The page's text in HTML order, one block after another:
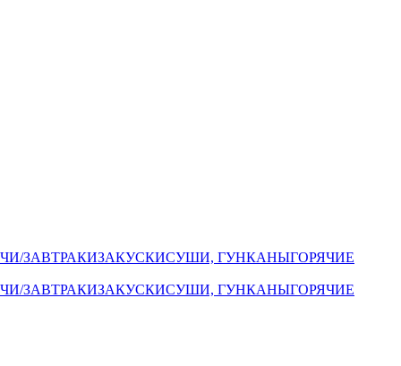
ЗАВТРАКИЗАКУСКИСУШИ, ГУНКАНЫГОРЯЧИЕ
ЗАВТРАКИЗАКУСКИСУШИ, ГУНКАНЫГОРЯЧИЕ